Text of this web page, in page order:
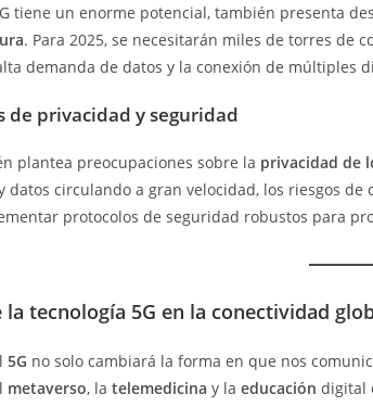
tiene un enorme potencial, también presenta
. Para 2025, se necesitarán miles de torres de
demanda de datos y la conexión de múltiples
de privacidad y seguridad
plantea preocupaciones sobre la privacidad de
datos circulando a gran velocidad, los riesgos
protocolos de seguridad robustos para
la tecnología 5G en la conectividad
5G no solo cambiará la forma en que nos
metaverso, la telemedicina y la educación digital